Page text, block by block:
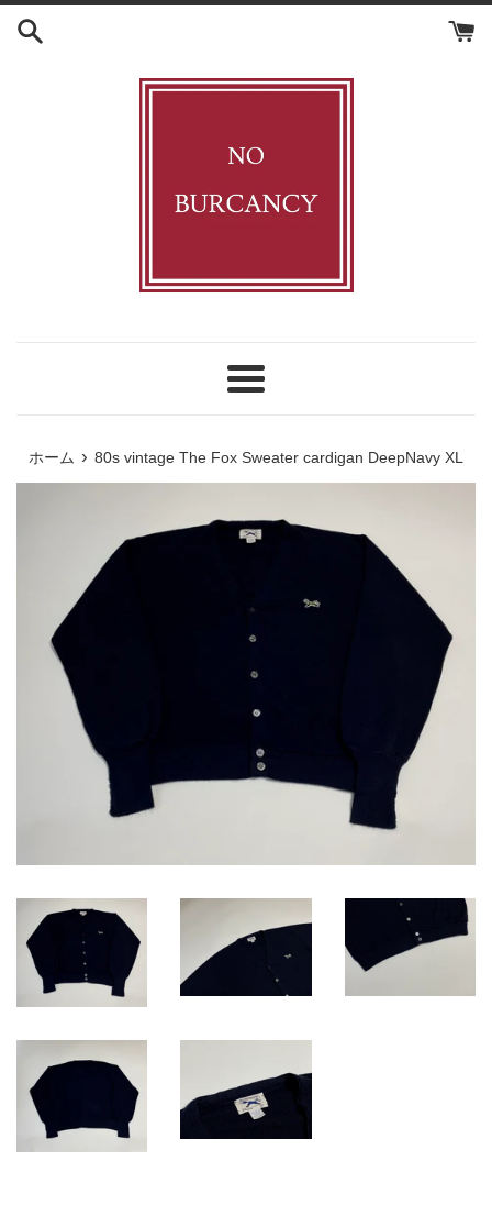
コ
メ
ー
ホーム › 80s vintage The Fox Sweater cardigan DeepNavy XL